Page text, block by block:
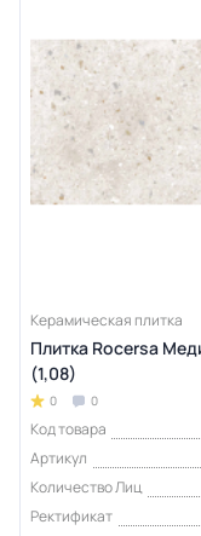
Керамическая плитка
Плитка Rocersa
(1,08)
0 0
Код товара
Артикул
Количество Лиц
Ректификат